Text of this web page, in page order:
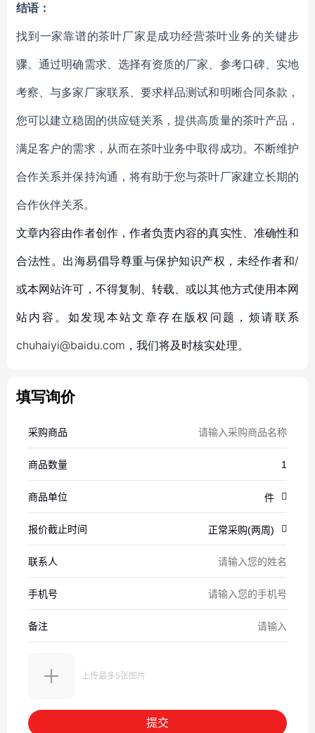
结语：
找到一家靠谱的茶叶厂家是成功经营茶叶业务的关键步
骤。通过明确需求、选择有资质的厂家、参考口碑、实地
考察、与多家厂家联系、要求样品测试和明晰合同条款，
您可以建立稳固的供应链关系，提供高质量的茶叶产品，
满足客户的需求，从而在茶叶业务中取得成功。不断维护
合作关系并保持沟通，将有助于您与茶叶厂家建立长期的
合作伙伴关系。
文章内容由作者创作，作者负责内容的真实性、准确性和
合法性。出海易倡导尊重与保护知识产权，未经作者和/
或本网站许可，不得复制、转载、或以其他方式使用本网
站内容。如发现本站文章存在版权问题，烦请联系
chuhaiyi@baidu.com，我们将及时核实处理。
填写询价